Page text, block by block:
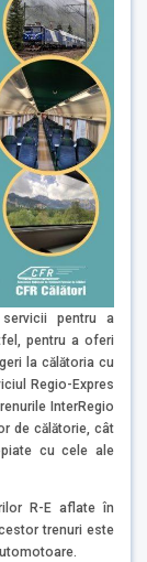
servicii pentru a
pentru a oferi
la călătoria cu
Regio-Expres
InterRegio
de călătorie, cât
cu cele ale
R-E aflate în
trenuri este